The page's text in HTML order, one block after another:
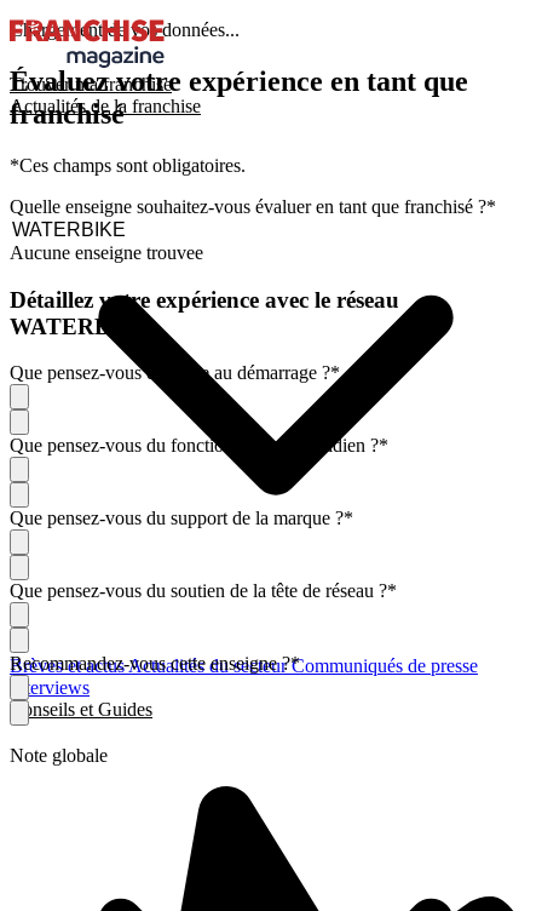
Trouver ma franchise
Actualités de la franchise
Brèves et actusActualités du secteurCommuniqués de presse
Interviews
Conseils et Guides
Chargement de vos données...
Évaluez votre expérience en tant que
franchisé
*Ces champs sont obligatoires.
Quelle enseigne souhaitez-vous évaluer en tant que franchisé ?*
Aucune enseigne trouvee
Détaillez votre expérience avec le réseau
WATERBIKE
Que pensez-vous de l'aide au démarrage ?*
Que pensez-vous du fonctionnement quotidien ?*
Que pensez-vous du support de la marque ?*
Que pensez-vous du soutien de la tête de réseau ?*
Recommandez-vous cette enseigne ?*
Note globale